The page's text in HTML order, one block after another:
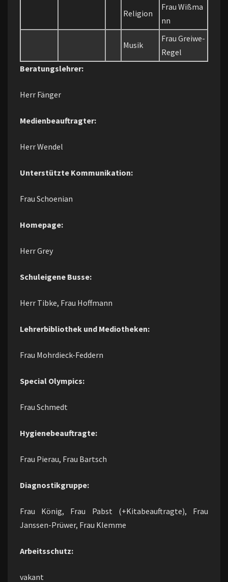
Religion
Frau Wißma
nn
Musik
Frau Greiwe-
Regel
Beratungslehrer:
Herr Fänger
Medienbeauftragter:
Herr Wendel
Unterstützte Kommunikation:
Frau Schoenian
Homepage:
Herr Grey
Schuleigene Busse:
Herr Tibke, Frau Hoffmann
Lehrerbibliothek und Mediotheken:
Frau Mohrdieck-Feddern
Special Olympics:
Frau Schmedt
Hygienebeauftragte:
Frau Pierau, Frau Bartsch
Diagnostikgruppe:
Frau König, Frau Pabst (+Kitabeauftragte), Frau
Janssen-Prüwer, Frau Klemme
Arbeitsschutz:
vakant